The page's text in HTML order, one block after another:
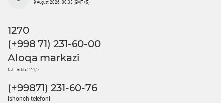
9 August 2026, 00:35 (GMT+5)
1270
(+998 71) 231-60-00
Aloqa markazi
Ish tartibi: 24/7
(+99871) 231-60-76
Ishonch telefoni